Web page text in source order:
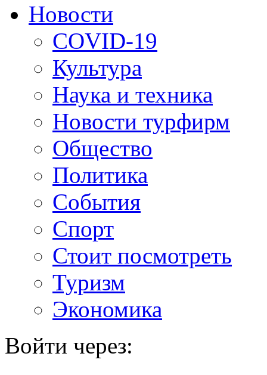
Новости
COVID-19
Культура
Наука и техника
Новости турфирм
Общество
Политика
События
Спорт
Стоит посмотреть
Туризм
Экономика
Войти через: